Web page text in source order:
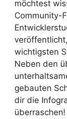
möchtest
Community-
wichtigsten
Neben den
gebauten
dir die
überraschen!